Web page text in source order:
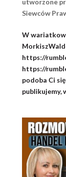
utworzone
Siewców
W
https://
https://
podoba Ci
publikujemy,